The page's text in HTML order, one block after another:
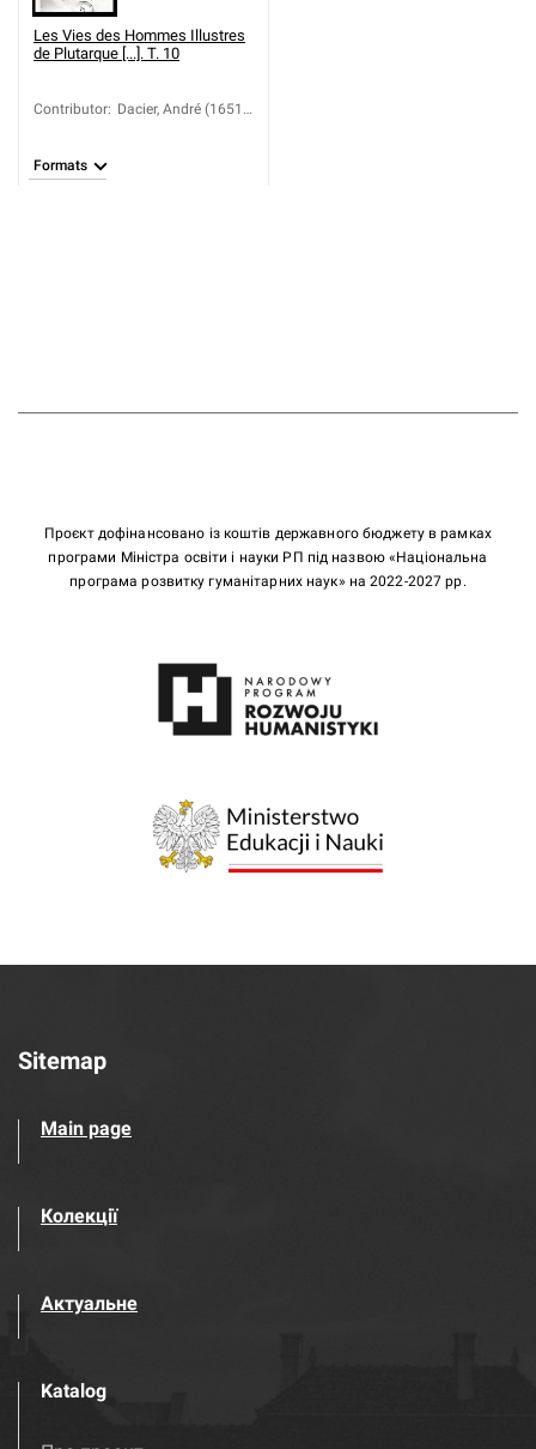
Les Vies des Hommes Illustres
de Plutarque [...]. T. 10
Contributor: Dacier, André (1651-
Formats
Проєкт дофінансовано із коштів державного бюджету в рамках
програми Міністра освіти і науки РП під назвою «Національна
програма розвитку гуманітарних наук» на 2022-2027 рр.
Sitemap
Main page
Колекції
Актуальне
Katalog